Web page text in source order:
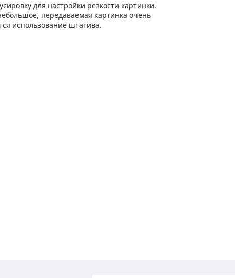
для настройки резкости картинки.
передаваемая картинка очень
использование штатива.